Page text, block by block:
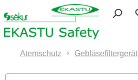
Zum Hauptinhalt springen
Atemschutz Gebläsefiltergerät